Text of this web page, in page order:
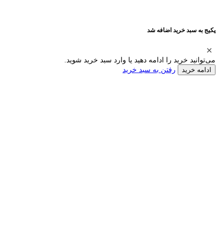
پکیج به سبد خرید اضافه شد
می‌توانید خرید را ادامه دهید یا وارد سبد خرید شوید.
ادامه خرید رفتن به سبد خرید